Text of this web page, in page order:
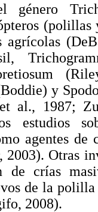
género
agrícolas
y
al., 1987;
estudios
agentes
2003). Otras
de crías
de la
2008).